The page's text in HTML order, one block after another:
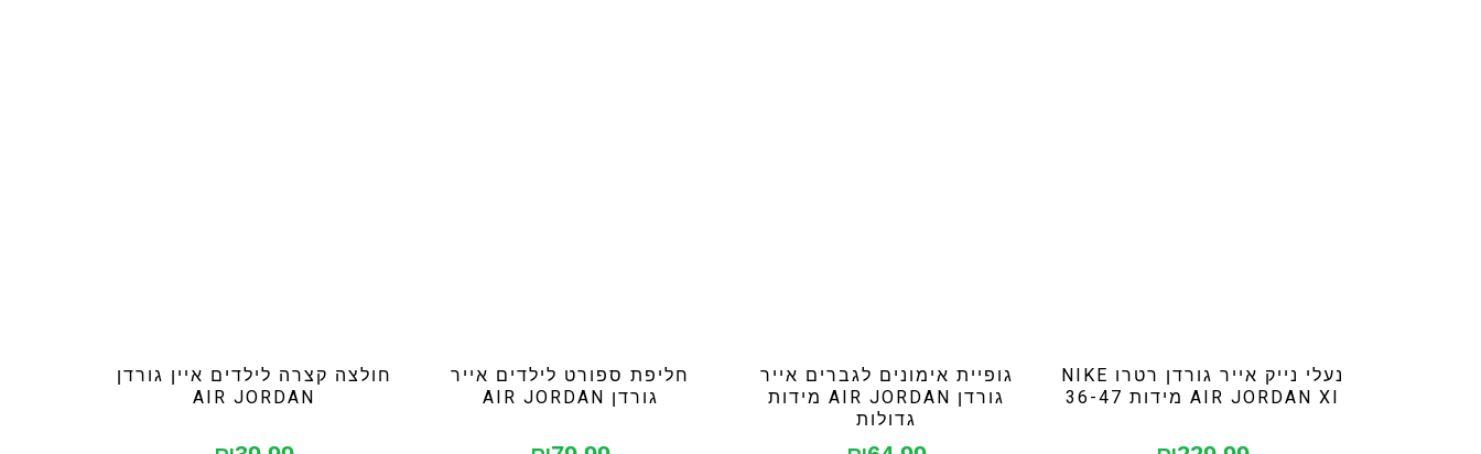
נעלי נייק אייר גורדן רטרו NIKE
AIR JORDAN XI מידות 36-47
גופיית אימונים לגברים אייר
גורדן AIR JORDAN מידות
גדולות
חליפת ספורט לילדים אייר
גורדן AIR JORDAN
חולצה קצרה לילדים איין גורדן
AIR JORDAN